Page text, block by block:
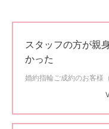
スタッフの方が親
かった
婚約指輪ご成約のお客様